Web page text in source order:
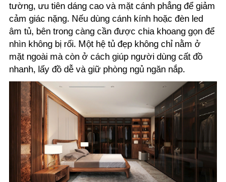
tường, ưu tiên dáng cao và mặt cánh phẳng để giảm
cảm giác nặng. Nếu dùng cánh kính hoặc đèn led
âm tủ, bên trong càng cần được chia khoang gọn để
nhìn không bị rối. Một hệ tủ đẹp không chỉ nằm ở
mặt ngoài mà còn ở cách giúp người dùng cất đồ
nhanh, lấy đồ dễ và giữ phòng ngủ ngăn nắp.